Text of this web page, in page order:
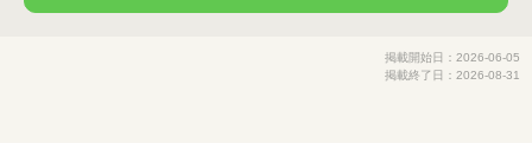
掲載開始日：2026-06-05
掲載終了日：2026-08-31